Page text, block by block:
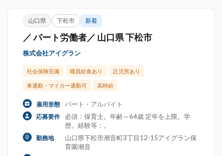
山口県 下松市 新着
／ パート労働者／ 山口県 下松市
株式会社アイグラン
社会保険完備 職員給食あり 託児所あり
車通勤・マイカー通勤可 高時給
雇用形態 パート・アルバイト
応募要件
必須：保育士。年齢～64歳 定年を上限。学
歴。経験等：。
勤務地
山口県下松市潮音町3丁目12-15アイグラン保
育園潮音